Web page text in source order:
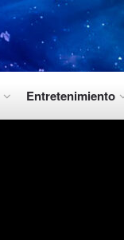
Entretenimiento